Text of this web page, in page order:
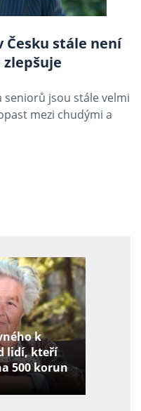
Česku stále není
seniorů jsou stále velmi
mezi chudými a
k
lidí, kteří
500 korun